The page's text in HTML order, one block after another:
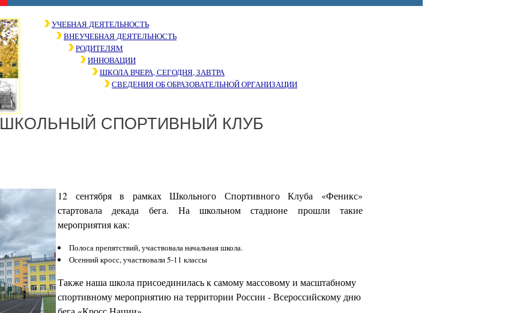
УЧЕБНАЯ ДЕЯТЕЛЬНОСТЬ
ВНЕУЧЕБНАЯ ДЕЯТЕЛЬНОСТЬ
РОДИТЕЛЯМ
ИННОВАЦИИ
ШКОЛА ВЧЕРА, СЕГОДНЯ, ЗАВТРА
СВЕДЕНИЯ ОБ ОБРАЗОВАТЕЛЬНОЙ ОРГАНИЗАЦИИ
ШКОЛЬНЫЙ СПОРТИВНЫЙ КЛУБ
12 сентября в рамках Школьного Спортивного Клуба «Феникс»
стартовала декада бега. На школьном стадионе прошли такие
мероприятия как:
Полоса препятствий, участвовала начальная школа.
Осенний кросс, участвовали 5-11 классы
Также наша школа присоединилась к самому массовому и масштабному
спортивному мероприятию на территории России - Всероссийскому дню